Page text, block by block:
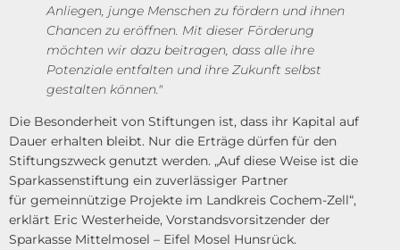
Anliegen, junge Menschen zu fördern und ihnen
Chancen zu eröffnen. Mit dieser Förderung
möchten wir dazu beitragen, dass alle ihre
Potenziale entfalten und ihre Zukunft selbst
gestalten können."
Die Besonderheit von Stiftungen ist, dass ihr Kapital auf
Dauer erhalten bleibt. Nur die Erträge dürfen für den
Stiftungszweck genutzt werden. „Auf diese Weise ist die
Sparkassenstiftung ein zuverlässiger Partner
für gemeinnützige Projekte im Landkreis Cochem-Zell“,
erklärt Eric Westerheide, Vorstandsvorsitzender der
Sparkasse Mittelmosel – Eifel Mosel Hunsrück.